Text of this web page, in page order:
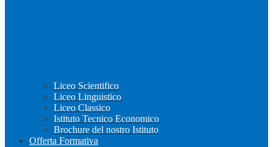
Liceo Scientifico
Liceo Linguistico
Liceo Classico
Istituto Tecnico Economico
Brochure del nostro Istituto
Offerta Formativa